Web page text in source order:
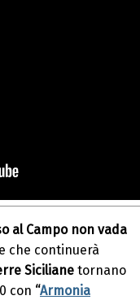
al Campo non vada
che continuerà
Siciliane tornano
con “Armonia